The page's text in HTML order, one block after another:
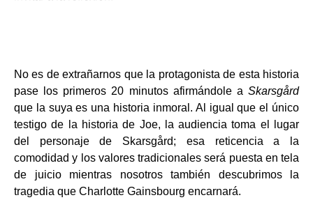
No es de extrañarnos que la protagonista de esta historia
pase los primeros 20 minutos afirmándole a Skarsgård
que la suya es una historia inmoral. Al igual que el único
testigo de la historia de Joe, la audiencia toma el lugar
del personaje de Skarsgård; esa reticencia a la
comodidad y los valores tradicionales será puesta en tela
de juicio mientras nosotros también descubrimos la
tragedia que Charlotte Gainsbourg encarnará.